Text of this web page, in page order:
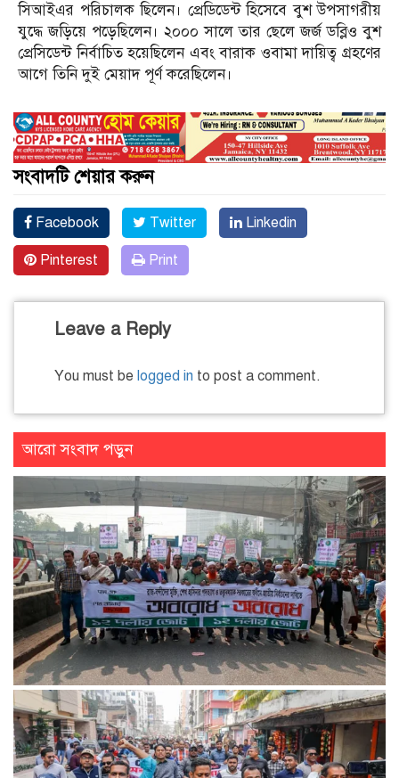
সিআইএর পরিচালক ছিলেন। প্রেডিডেন্ট হিসেবে বুশ উপসাগরীয়
যুদ্ধে জড়িয়ে পড়েছিলেন। ২০০০ সালে তার ছেলে জর্জ ডব্লিও বুশ
প্রেসিডেন্ট নির্বাচিত হয়েছিলেন এবং বারাক ওবামা দায়িত্ব গ্রহণের
আগে তিনি দুই মেয়াদ পূর্ণ করেছিলেন।
সংবাদটি শেয়ার করুন
Facebook Twitter Linkedin
Pinterest Print
Leave a Reply
You must be logged in to post a comment.
আরো সংবাদ পড়ুন
১৮ ডিসেম্বর থেকে আন্দোলনে নতুন মাত্রা যোগ হবে: ১২–দলীয় জোট